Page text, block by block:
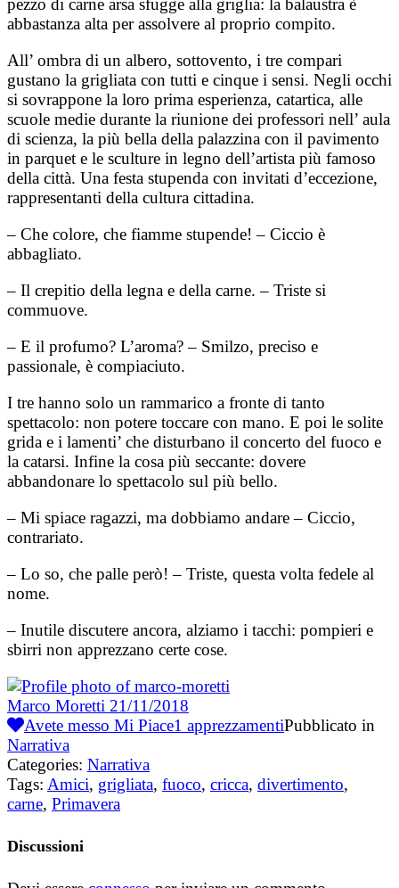
pezzo di carne arsa sfugge alla griglia: la balaustra è
abbastanza alta per assolvere al proprio compito.
All’ ombra di un albero, sottovento, i tre compari
gustano la grigliata con tutti e cinque i sensi. Negli occhi
si sovrappone la loro prima esperienza, catartica, alle
scuole medie durante la riunione dei professori nell’ aula
di scienza, la più bella della palazzina con il pavimento
in parquet e le sculture in legno dell’artista più famoso
della città. Una festa stupenda con invitati d’eccezione,
rappresentanti della cultura cittadina.
– Che colore, che fiamme stupende! – Ciccio è
abbagliato.
– Il crepitio della legna e della carne. – Triste si
commuove.
– E il profumo? L’aroma? – Smilzo, preciso e
passionale, è compiaciuto.
I tre hanno solo un rammarico a fronte di tanto
spettacolo: non potere toccare con mano. E poi le solite
grida e i lamenti’ che disturbano il concerto del fuoco e
la catarsi. Infine la cosa più seccante: dovere
abbandonare lo spettacolo sul più bello.
– Mi spiace ragazzi, ma dobbiamo andare – Ciccio,
contrariato.
– Lo so, che palle però! – Triste, questa volta fedele al
nome.
– Inutile discutere ancora, alziamo i tacchi: pompieri e
sbirri non apprezzano certe cose.
Marco Moretti 21/11/2018
Avete messo Mi Piace1 apprezzamentiPubblicato in
Narrativa
Categories: Narrativa
Tags: Amici, grigliata, fuoco, cricca, divertimento,
carne, Primavera
Discussioni